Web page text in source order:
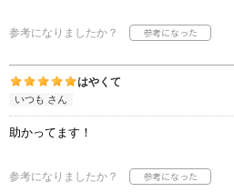
参考になりましたか？
はやくて
いつも さん
助かってます！
参考になりましたか？